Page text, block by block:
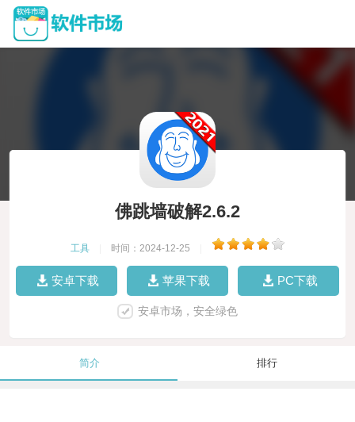
佛跳墙破解2.6.2
工具 时间：2024-12-25
安卓下载 苹果下载 PC下载
安卓市场，安全绿色
简介 排行